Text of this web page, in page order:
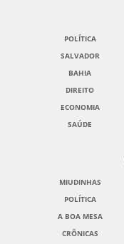
POLÍTICA
SALVADOR
BAHIA
DIREITO
ECONOMIA
SAÚDE
MIUDINHAS
POLÍTICA
A BOA MESA
CRÔNICAS